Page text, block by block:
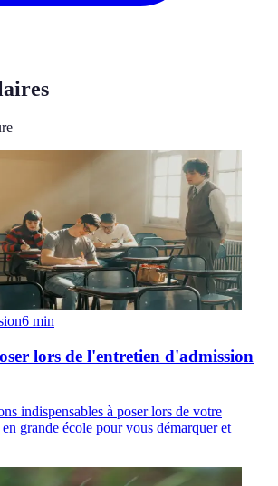
6 min
lors de l'entretien d'admission
indispensables à poser lors de votre
grande école pour vous démarquer et